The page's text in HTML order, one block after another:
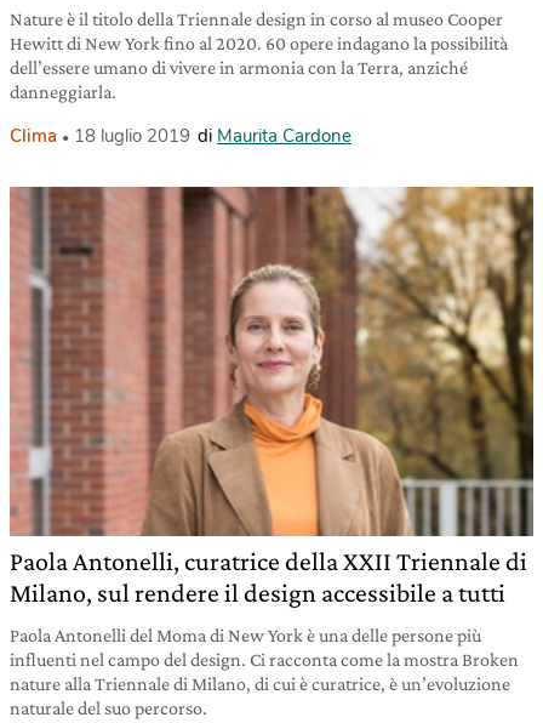
Nature è il titolo della Triennale design in corso al museo Cooper
Hewitt di New York fino al 2020. 60 opere indagano la possibilità
dell’essere umano di vivere in armonia con la Terra, anziché
danneggiarla.
Clima 18 luglio 2019 di Maurita Cardone
Paola Antonelli, curatrice della XXII Triennale di
Milano, sul rendere il design accessibile a tutti
Paola Antonelli del Moma di New York è una delle persone più
influenti nel campo del design. Ci racconta come la mostra Broken
nature alla Triennale di Milano, di cui è curatrice, è un’evoluzione
naturale del suo percorso.